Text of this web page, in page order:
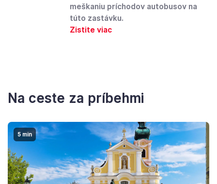
meškaniu príchodov autobusov na
túto zastávku.
Zistite viac
Na ceste za príbehmi
5 min